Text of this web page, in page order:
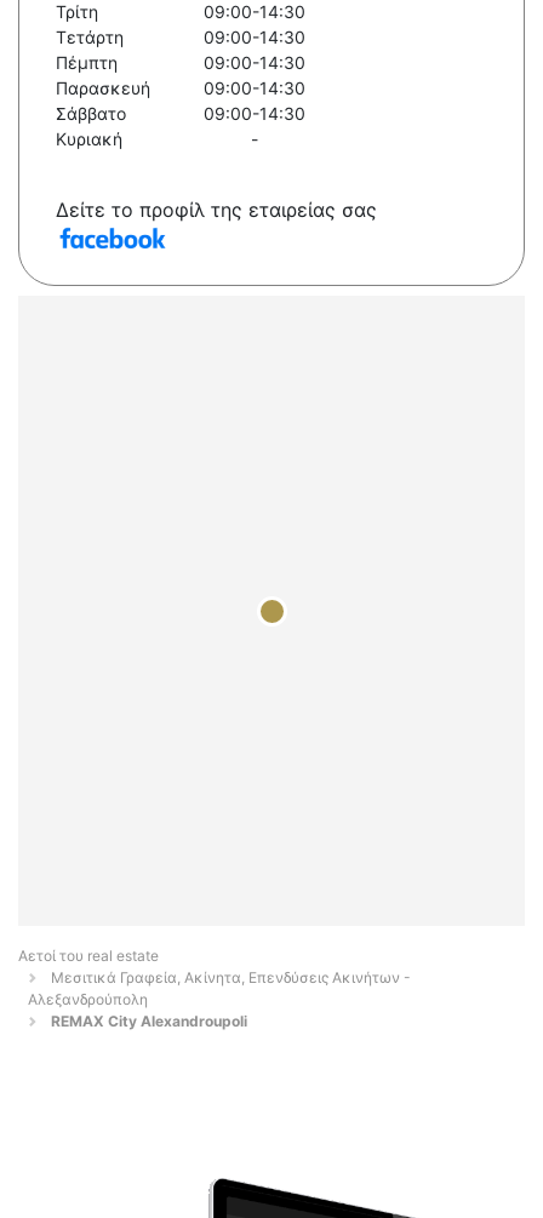
Τρίτη
09:00-14:30
Τετάρτη
09:00-14:30
Πέμπτη
09:00-14:30
Παρασκευή
09:00-14:30
Σάββατο
09:00-14:30
Κυριακή
-
Δείτε το προφίλ της εταιρείας σας
Αετοί του real estate
Μεσιτικά Γραφεία, Ακίνητα, Επενδύσεις Ακινήτων -
Αλεξανδρούπολη
REMAX City Alexandroupoli